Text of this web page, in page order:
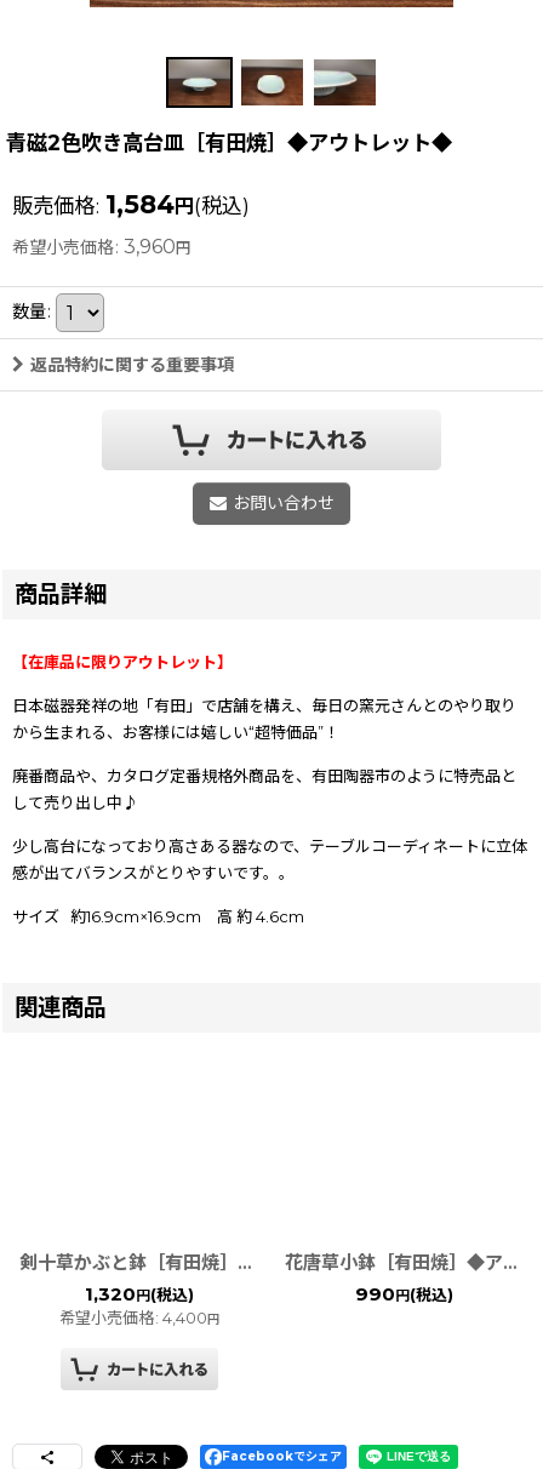
青磁2色吹き高台皿［有田焼］◆アウトレット◆
販売価格: 1,584円 (税込)
希望小売価格: 3,960 円
数量:
返品特約に関する重要事項
お問い合わせ
商品詳細
【在庫品に限りアウトレット】
日本磁器発祥の地「有田」で店舗を構え、毎日の窯元さんとのやり取り
から生まれる、お客様には嬉しい“超特価品”！
廃番商品や、カタログ定番規格外商品を、有田陶器市のように特売品と
して売り出し中♪
少し高台になっており高さある器なので、テーブルコーディネートに立体
感が出てバランスがとりやすいです。。
サイズ 約16.9cm×16.9cm 高 約 4.6cm
関連商品
剣十草かぶと鉢［有田焼］◆アウトレット◆
1,320 円(税込)
希望小売価格: 4,400 円
花唐草小鉢［有田焼］◆アウトレット◆
990 円 (税込)
Facebookでシェア